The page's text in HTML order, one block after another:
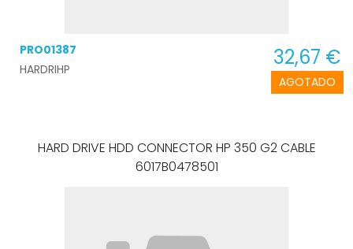
AGOTADO
PRO01387
HARDRIHP
32,67 €
HARD DRIVE HDD CONNECTOR HP 350 G2 CABLE
6017B0478501